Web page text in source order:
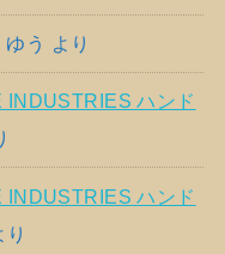
ゆう より
INDUSTRIES ハンド
INDUSTRIES ハンド
り